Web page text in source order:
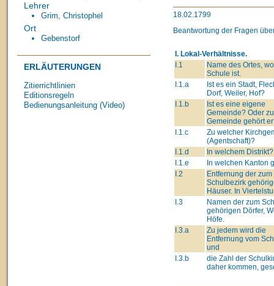
Lehrer
Grim, Christophel
Ort
Gebenstorf
ERLÄUTERUNGEN
Zitierrichtlinien
Editionsregeln
Bedienungsanleitung (Video)
18.02.1799
Beantwortung der Fragen
I. Lokal-Verhältnisse.
I.1
Name des Ortes,
Schule ist.
I.1.a
Ist es ein Stadt,
Dorf, Weiler, Hof?
I.1.b
Ist es eine eigene
Gemeinde? Oder
Gemeinde gehört
I.1.c
Zu welcher
(Agentschaft)?
I.1.d
In welchem Distrikt?
I.1.e
In welchen Kanton
I.2
Entfernung der zum
Schulbezirk
Häuser. In
I.3
Namen der zum
gehörigen Dörfer,
Höfe.
I.3.a
Zu jedem wird die
Entfernung vom
und
I.3.b
die Zahl der
daher kommen,